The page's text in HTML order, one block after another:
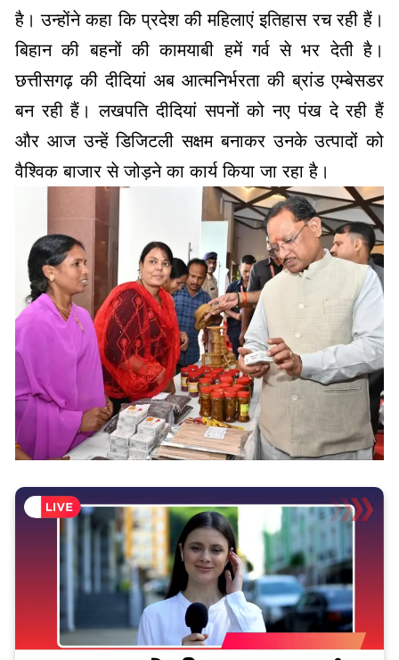
छत्तीसगढ़ की दीदियां अब आत्मनिर्भरता की ब्रांड एम्बेसडर
बन रही हैं। लखपति दीदियां सपनों को नए पंख दे रही हैं
और आज उन्हें डिजिटली सक्षम बनाकर उनके उत्पादों को
वैश्विक बाजार से जोड़ने का कार्य किया जा रहा है।